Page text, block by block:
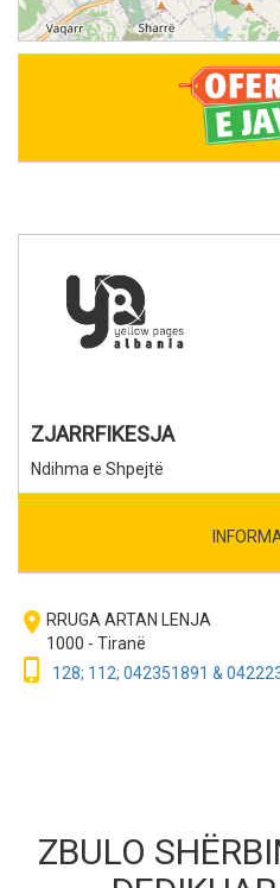
ZJARRFIKESJA
Ndihma e Shpejtë
room RRUGA ARTAN LENJA
1000 - Tiranë
phone_iphone 128; 112; 042351891 &
ZBULO